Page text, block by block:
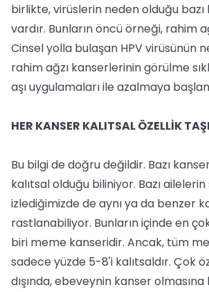
birlikte, virüslerin neden olduğu
vardır. Bunların öncü örneği, rahim
Cinsel yolla bulaşan HPV virüsünün
rahim ağzı kanserlerinin görülme
aşı uygulamaları ile azalmaya
HER KANSER KALITSAL ÖZELLİK
Bu bilgi de doğru değildir. Bazı
kalıtsal olduğu biliniyor. Bazı ailelerin
izlediğimizde de aynı ya da benzer
rastlanabiliyor. Bunların içinde en
biri meme kanseridir. Ancak, tüm
sadece yüzde 5-8'i kalıtsaldır. Çok
dışında, ebeveynin kanser